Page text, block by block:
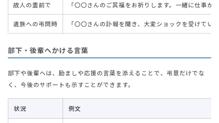
故人の霊前で 「〇〇さんのご冥福をお祈りします。一緒に仕事が
遺族への弔問時 「〇〇さんの訃報を聞き、大変ショックを受けて
部下・後輩へかける言葉
部下や後輩へは、励ましや応援の言葉を添えることで、弔意だけでな
く、今後のサポートも示すことができます。
状況 例文